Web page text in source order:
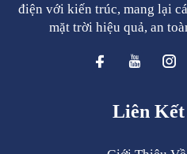
điện với kiến trúc, mang lại
mặt trời hiệu quả, an
Liên Kết